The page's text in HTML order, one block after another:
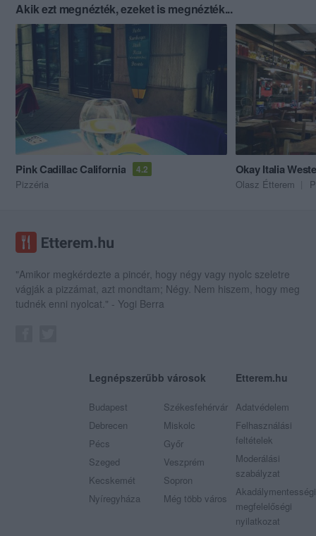
Akik ezt megnézték, ezeket is megnézték...
Pink Cadillac California 4.2
Pizzéria
Okay Italia
Olasz Étterem
"Amikor megkérdezte a pincér, hogy négy vagy nyolc szeletre
vágják a pizzámat, azt mondtam; Négy. Nem hiszem, hogy meg
tudnék enni nyolcat." - Yogi Berra
Legnépszerűbb városok
Budapest
Debrecen
Pécs
Szeged
Kecskemét
Nyíregyháza
Székesfehérvár
Miskolc
Győr
Veszprém
Sopron
Még több város
Etterem.hu
Adatvédelem
Felhasználási
feltételek
Moderálási
szabályzat
Akadálymentességi
megfelelőségi
nyilatkozat